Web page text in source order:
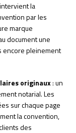
la
par les
marque
document une
encore pleinement
originaux: un
notarial. Les
sur chaque page
la convention,
des